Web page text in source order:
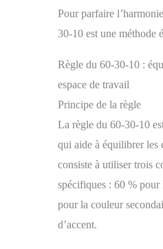
Pour parfaire
30-10 est une méthode
Règle du 60-30-10 :
espace de travail
Principe de la règle
La règle du 60-30-10
qui aide à équilibrer les
consiste à utiliser trois
spécifiques : 60 %
pour la couleur
d’accent.